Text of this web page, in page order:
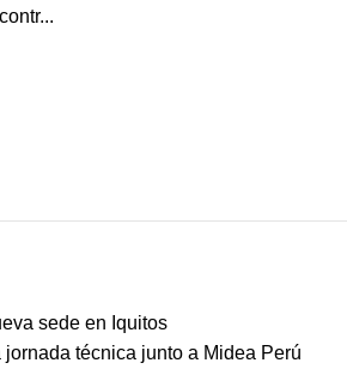
sede en Iquitos
técnica junto a Midea Perú